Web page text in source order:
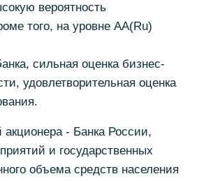
вероятность
того, на уровне АА(Ru)
сильная оценка бизнес-
удовлетворительная оценка
- Банка России,
и государственных
объема средств населения